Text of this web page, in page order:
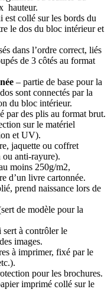
hauteur.
collé sur les bords du
le dos du bloc intérieur et
dans l’ordre correct, liés
de 3 côtés au format
– partie de base pour la
sont connectés par la
du bloc intérieur.
par des plis au format brut.
sur le matériel
et UV).
jaquette ou coffret
anti-rayure).
moins 250g/m2,
d’un livre cartonnée.
prend naissance lors de
de modèle pour la
à contrôler le
images.
à imprimer, fixé par le
pour les brochures.
imprimé collé sur le